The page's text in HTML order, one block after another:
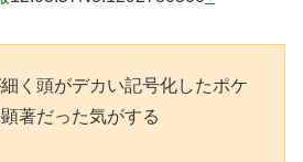
く頭がデカい記号化したポケ
著だった気がする